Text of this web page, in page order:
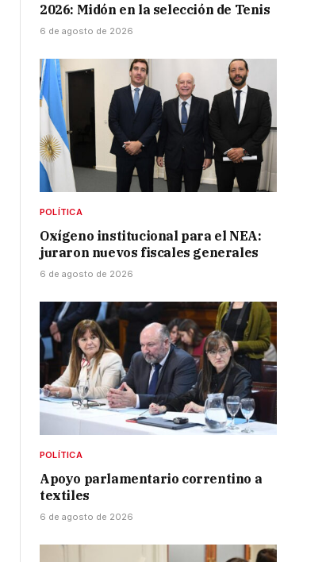
2026: Midón en la selección de Tenis
6 de agosto de 2026
POLÍTICA
Oxígeno institucional para el NEA:
juraron nuevos fiscales generales
6 de agosto de 2026
POLÍTICA
Apoyo parlamentario correntino a
textiles
6 de agosto de 2026